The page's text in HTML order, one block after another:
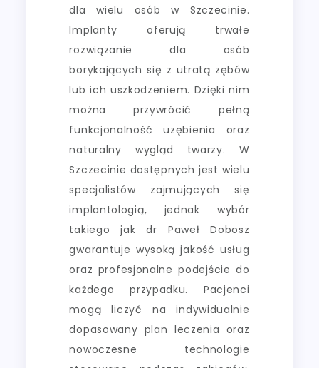
dla wielu osób w Szczecinie.
Implanty oferują trwałe
rozwiązanie dla osób
borykających się z utratą zębów
lub ich uszkodzeniem. Dzięki nim
można przywrócić pełną
funkcjonalność uzębienia oraz
naturalny wygląd twarzy. W
Szczecinie dostępnych jest wielu
specjalistów zajmujących się
implantologią, jednak wybór
takiego jak dr Paweł Dobosz
gwarantuje wysoką jakość usług
oraz profesjonalne podejście do
każdego przypadku. Pacjenci
mogą liczyć na indywidualnie
dopasowany plan leczenia oraz
nowoczesne technologie